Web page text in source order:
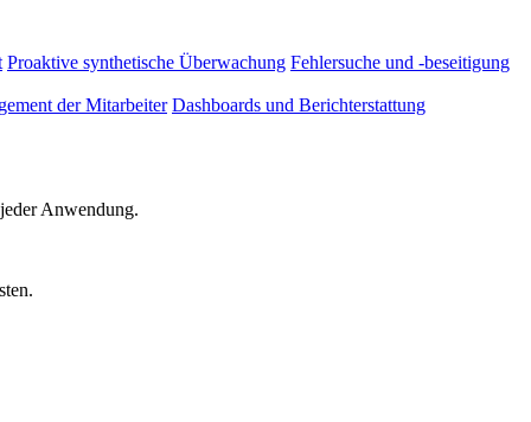
Proaktive synthetische Überwachung Fehlersuche und -beseitigung
der Mitarbeiter Dashboards und Berichterstattung
Anwendung.